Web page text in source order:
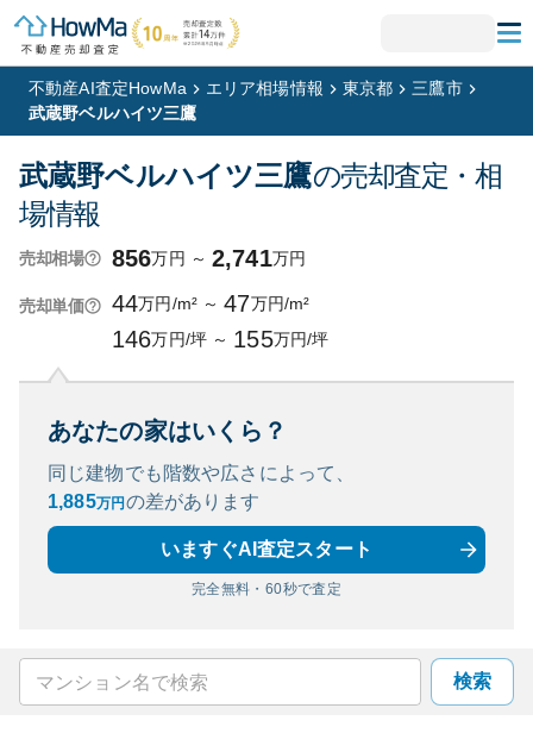
不動産AI査定HowMa エリア相場情報 東京都
三鷹市
武蔵野ベルハイツ三鷹
武蔵野ベルハイツ三鷹の売却査定・相
場情報
売却相場 856万円 ～ 2,741万円
売却単価 44万円/m² ～ 47万円/m²
146万円/坪 ～ 155万円/坪
あなたの家はいくら？
同じ建物でも階数や広さによって、
1,885万円 の差があります
いますぐAI査定スタート
完全無料・60秒で査定
検索